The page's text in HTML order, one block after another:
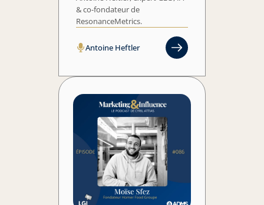
& co-fondateur de
Antoine Heftler